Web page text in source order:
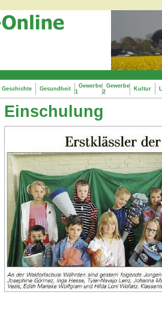
Geschichte Gesundheit
Gewerbe
1
Gewerbe
2
Kultur
Einschulung